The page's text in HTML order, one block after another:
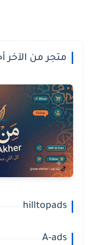
متجر من الآخر
hilltopads
A-ads